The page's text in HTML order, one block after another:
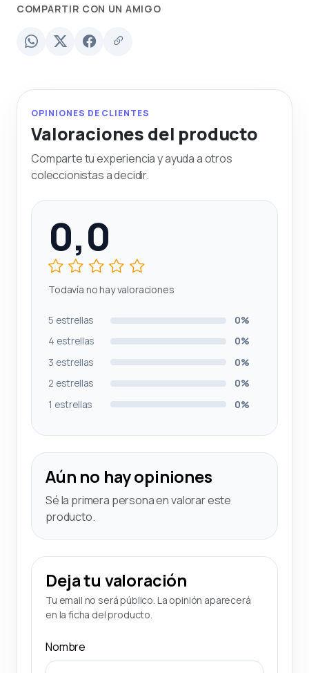
COMPARTIR CON UN AMIGO
OPINIONES DE CLIENTES
Valoraciones del producto
Comparte tu experiencia y ayuda a otros
coleccionistas a decidir.
0,0
Todavía no hay valoraciones
5 estrellas
0%
4 estrellas
0%
3 estrellas
0%
2 estrellas
0%
1 estrellas
0%
Aún no hay opiniones
Sé la primera persona en valorar este
producto.
Deja tu valoración
Tu email no será público. La opinión aparecerá
en la ficha del producto.
Nombre